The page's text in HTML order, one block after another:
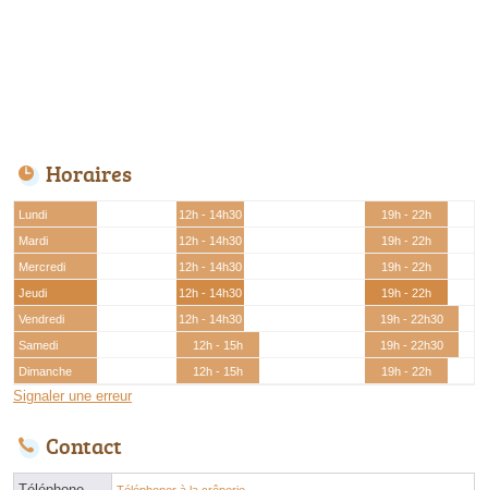
Horaires
Lundi 12h - 14h30
19h - 22h
Mardi
12h - 14h30
19h - 22h
Mercredi
12h - 14h30
19h - 22h
Jeudi
12h - 14h30
19h - 22h
Vendredi
12h - 14h30
19h - 22h30
Samedi
12h - 15h
19h - 22h30
Dimanche
12h - 15h 19h - 22h
Signaler une erreur
Contact